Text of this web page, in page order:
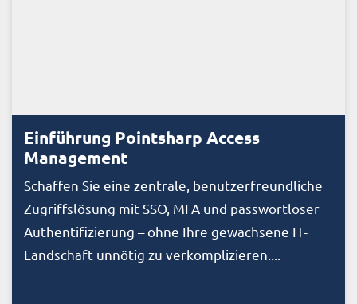
Einführung Pointsharp Access
Management
Schaffen Sie eine zentrale, benutzerfreundliche
Zugriffslösung mit SSO, MFA und passwortloser
Authentifizierung – ohne Ihre gewachsene IT-
Landschaft unnötig zu verkomplizieren....